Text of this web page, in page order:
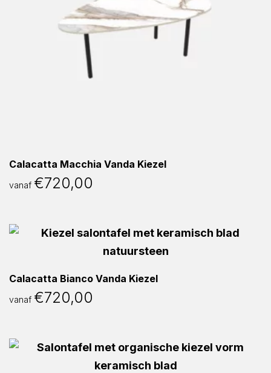
Calacatta Macchia Vanda Kiezel
vanaf €720,00
Calacatta Bianco Vanda Kiezel
vanaf €720,00